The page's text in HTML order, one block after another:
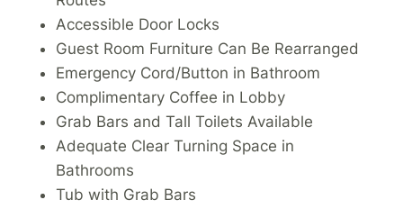
Accessible Door Locks
Guest Room Furniture Can Be Rearranged
Emergency Cord/Button in Bathroom
Complimentary Coffee in Lobby
Grab Bars and Tall Toilets Available
Adequate Clear Turning Space in
Bathrooms
Tub with Grab Bars